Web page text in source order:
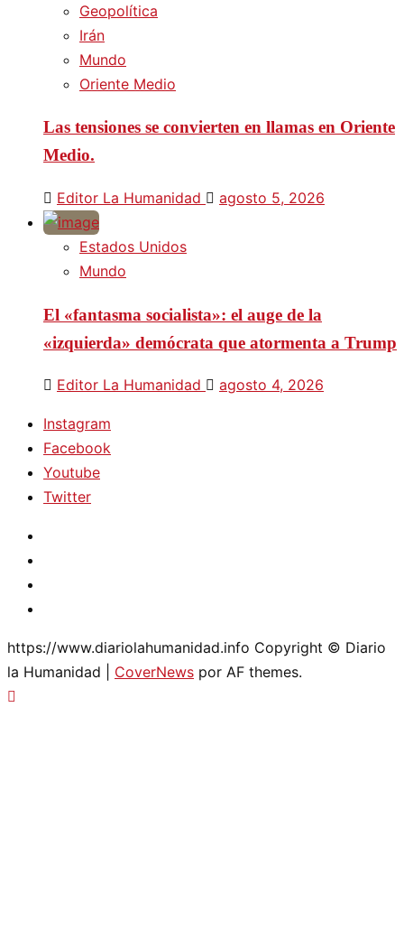
Geopolítica
Irán
Mundo
Oriente Medio
Las tensiones se convierten en llamas en Oriente
Medio.
Editor La Humanidad agosto 5, 2026
Estados Unidos
Mundo
El «fantasma socialista»: el auge de la
«izquierda» demócrata que atormenta a Trump
Editor La Humanidad agosto 4, 2026
Instagram
Facebook
Youtube
Twitter
https://www.diariolahumanidad.info Copyright © Diario
la Humanidad
CoverNews por AF themes.